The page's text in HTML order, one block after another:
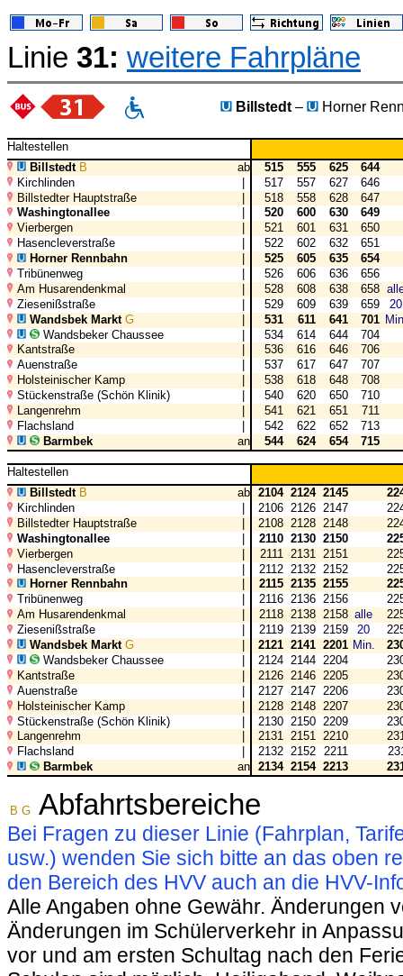
Linie 31: weitere Fahrpläne
Billstedt– Horner
Haltestellen
BillstedtB ab 515 555 625
644
Kirchlinden
| 517 557 627
646
Billstedter Hauptstraße
| 518 558 628
647
Washingtonallee
520 600 630
649
Vierbergen
521 601 631
650
Hasencleverstraße
522 602 632
651
Horner Rennbahn
525 605 635
654
Tribünenweg
526 606 636
656
Am Husarendenkmal
528 608 638 658
Ziesenißstraße
529 609 639 659
20
Wandsbek MarktG | 531 611 641 701
Wandsbeker Chaussee
| 534 614 644
704
Kantstraße
536 616 646
706
Auenstraße
537 617 647
707
Holsteinischer Kamp
538 618 648
708
Stückenstraße (Schön Klinik)
540 620 650
710
Langenrehm
541 621 651
711
Flachsland
542 622 652
713
Barmbek
an 544 624 654 715
Haltestellen
BillstedtB ab 2104 2124 2145
Kirchlinden
2106 2126 2147
Billstedter Hauptstraße
2108 2128 2148
Washingtonallee
2110 2130 2150
Vierbergen
| 2111 2131 2151
Hasencleverstraße
| 2112 2132 2152
Horner Rennbahn
2115 2135 2155
Tribünenweg
2116 2136 2156
Am Husarendenkmal
2118 2138 2158 alle
Ziesenißstraße
2119 2139 2159 20
Wandsbek MarktG 2121 2141 2201 Min.
Wandsbeker Chaussee
2124 2144 2204
Kantstraße
2126 2146 2205
Auenstraße
| 2127 2147 2206
Holsteinischer Kamp
| 2128 2148 2207
Stückenstraße (Schön Klinik)
| 2130 2150 2209
Langenrehm
2131 2151 2210
Flachsland
2132 2152 2211
Barmbek
an 2134 2154 2213
B G Abfahrtsbereiche
Bei Fragen zu dieser Linie (Fahrplan,
usw.) wenden Sie sich bitte an das oben
den Bereich des HVV auch an die HVV-
Alle Angaben ohne Gewähr. Änderungen
Änderungen im Schülerverkehr in
vor und am ersten Schultag nach den